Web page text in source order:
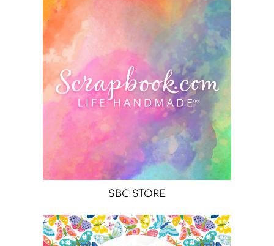
SBC STORE